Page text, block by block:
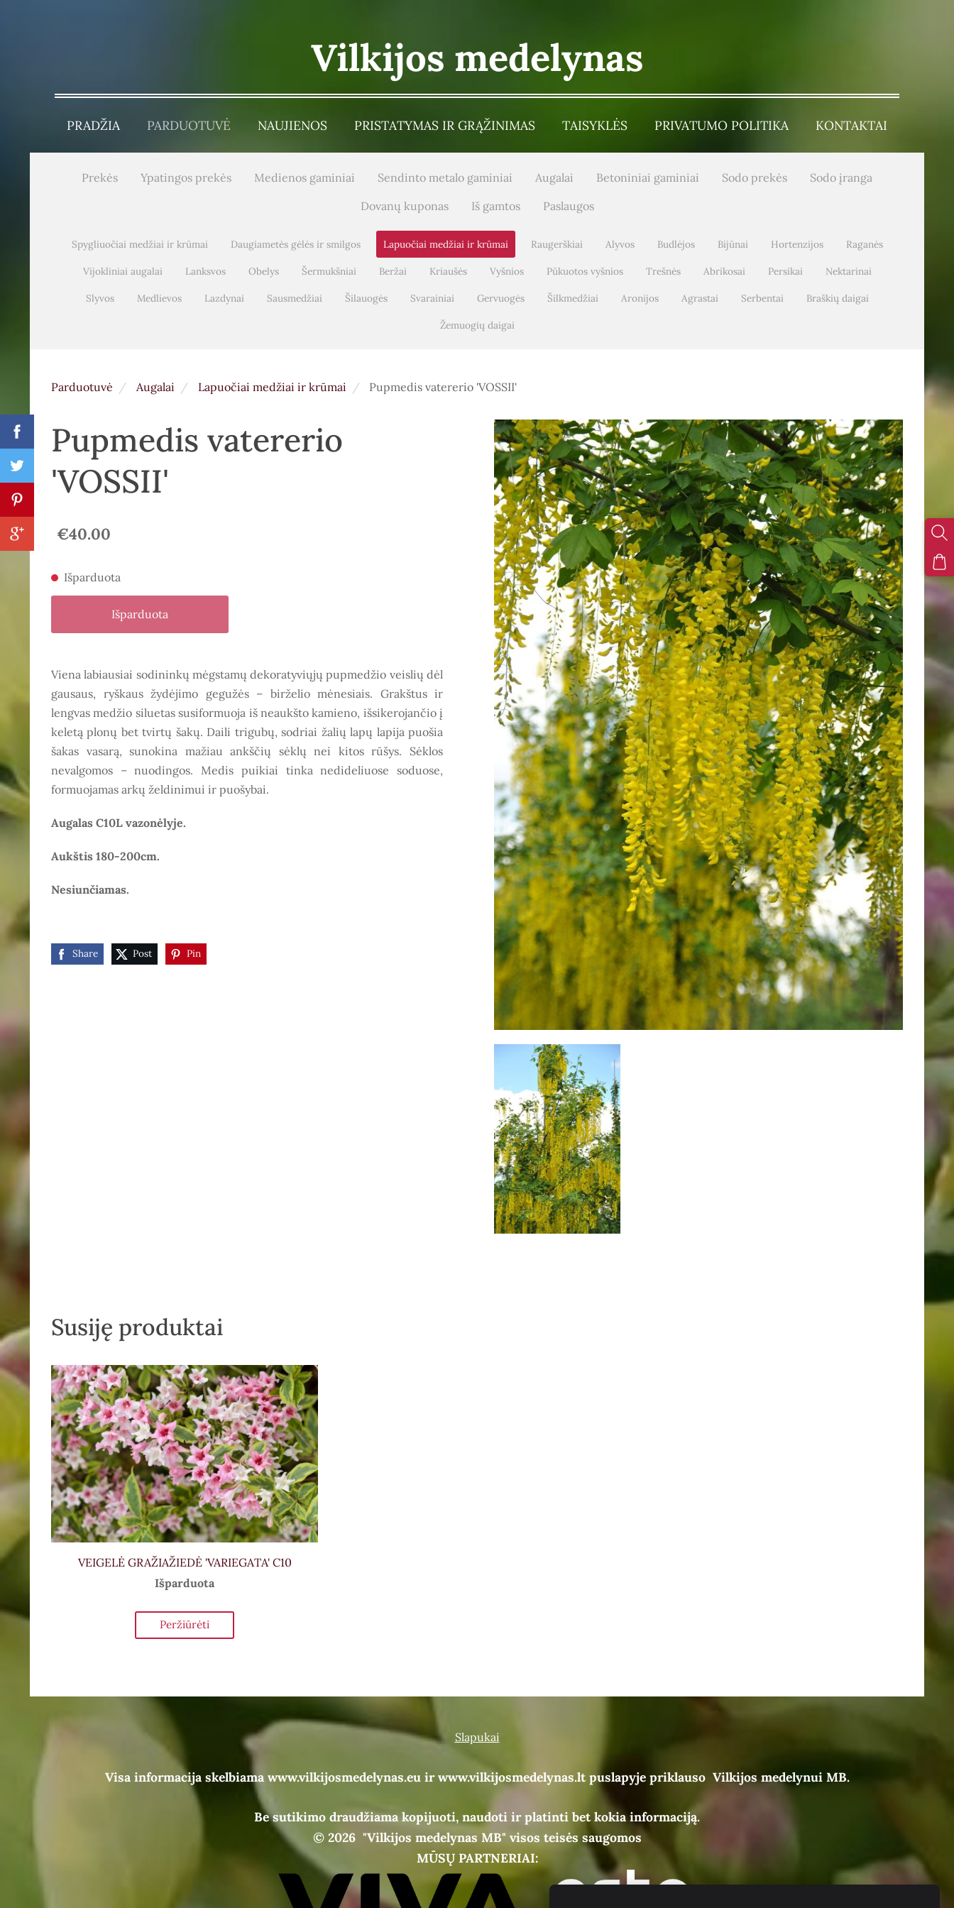
Vilkijos medelynas
PRADŽIA PARDUOTUVĖ NAUJIENOS PRISTATYMAS IR GRĄŽINIMAS TAISYKLĖS PRIVATUMO POLITIKA KONTAKTAI
Prekės Ypatingos prekės Medienos gaminiai Sendinto metalo gaminiai Augalai Betoniniai gaminiai Sodo prekės
Sodo įranga
Dovanų kuponas
Iš gamtos Paslaugos
Spygliuočiai medžiai ir krūmai Daugiametės gėlės ir smilgos Lapuočiai medžiai ir krūmai Raugerškiai Alyvos Budlėjos Bijūnai Hortenzijos Raganės
Vijokliniai augalai Lanksvos Obelys Šermukšniai Beržai Kriaušės Vyšnios Pūkuotos vyšnios Trešnės Abrikosai Persikai Nektarinai
Slyvos Medlievos Lazdynai Sausmedžiai Šilauogės Svarainiai Gervuogės Šilkmedžiai Aronijos Agrastai Serbentai Braškių daigai
Žemuogių daigai
Parduotuvė Augalai Lapuočiai medžiai ir krūmai Pupmedis vatererio 'VOSSII'
Pupmedis vatererio
'VOSSII'
€40.00
Išparduota
Išparduota
Viena labiausiai sodininkų mėgstamų dekoratyviųjų pupmedžio veislių dėl
gausaus, ryškaus žydėjimo gegužės – birželio mėnesiais. Grakštus ir
lengvas medžio siluetas susiformuoja iš neaukšto kamieno, išsikerojančio į
keletą plonų bet tvirtų šakų. Daili trigubų, sodriai žalių lapų lapija puošia
šakas vasarą, sunokina mažiau ankščių sėklų nei kitos rūšys. Sėklos
nevalgomos – nuodingos. Medis puikiai tinka nedideliuose soduose,
formuojamas arkų želdinimui ir puošybai.
Augalas C10L vazonėlyje.
Aukštis 180-200cm.
Nesiunčiamas.
Share Post Pin
Susiję produktai
VEIGELĖ GRAŽIAŽIEDĖ 'VARIEGATA' C10
Išparduota
Peržiūrėti
Slapukai
Visa informacija skelbiama www.vilkijosmedelynas.eu ir www.vilkijosmedelynas.lt puslapyje priklauso Vilkijos medelynui MB.
Be sutikimo draudžiama kopijuoti, naudoti ir platinti bet kokia informaciją.
© 2026 "Vilkijos medelynas MB" visos teisės saugomos
MŪSŲ PARTNERIAI: